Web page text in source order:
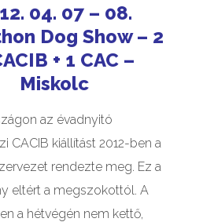
04. 07 – 08.
Dog Show – 2
+ 1 CAC –
Miskolc
az évadnyitó
CACIB kiállítást 2012-ben a
rendezte meg. Ez a
eltért a megszokottól. A
a hétvégén nem kettő,